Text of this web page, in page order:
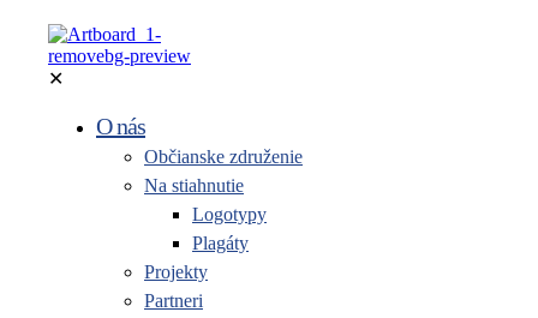
✕
O nás
Občianske združenie
Na stiahnutie
Logotypy
Plagáty
Projekty
Partneri